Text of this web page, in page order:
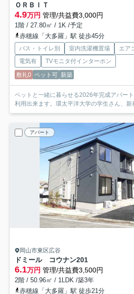
ＯＲＢＩＴ
4.9万円 管理/共益費3,000円
1階 / 27.80㎡ / 1K /予定
赤穂線「大多羅」駅 徒歩45分
バス・トイレ別 室内洗濯機置場 エア
電気有
TVモニタ付インターホン
敷礼0 ペット可 新築
ペットと一緒に暮らせる2026年完成アパー
利用出来ます。環太平洋大学の学生さん、新
アパート
岡山市東区広谷
ドミール コウナン201
6.1万円 管理/共益費3,500円
2階 / 50.96㎡ / 1LDK /築3年
赤穂線「大多羅」駅 徒歩21分